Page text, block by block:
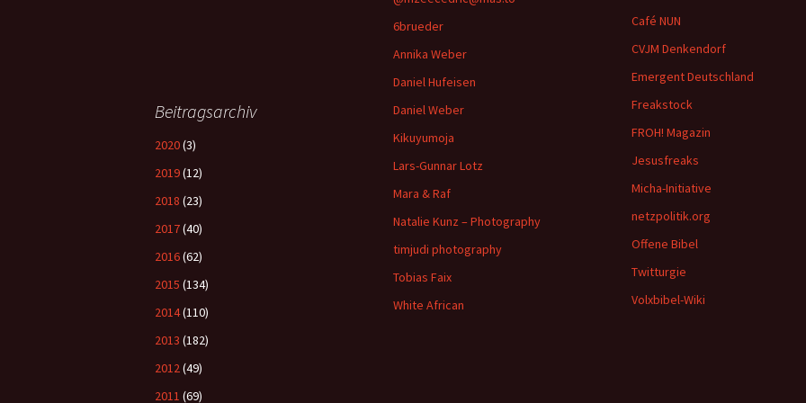
6brueder
Annika Weber
Daniel Hufeisen
Daniel Weber
Kikuyumoja
Lars-Gunnar Lotz
Mara & Raf
Natalie Kunz – Photography
timjudi photography
Tobias Faix
White African
Café NUN
CVJM Denkendorf
Emergent Deutschland
Freakstock
FROH! Magazin
Jesusfreaks
Micha-Initiative
netzpolitik.org
Offene Bibel
Twitturgie
Volxbibel-Wiki
Beitragsarchiv
2020(3)
2019(12)
2018 (23)
2017(40)
2016(62)
2015 (134)
2014(110)
2013 (182)
2012(49)
2011 (69)